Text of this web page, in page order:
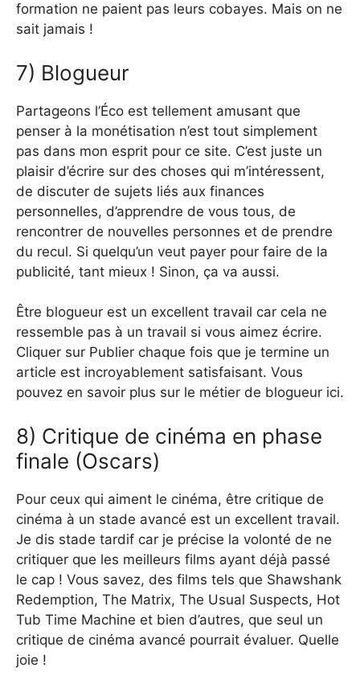
formation ne paient pas leurs cobayes. Mais on ne
sait jamais !
7) Blogueur
Partageons l’Éco est tellement amusant que
penser à la monétisation n’est tout simplement
pas dans mon esprit pour ce site. C’est juste un
plaisir d’écrire sur des choses qui m’intéressent,
de discuter de sujets liés aux finances
personnelles, d’apprendre de vous tous, de
rencontrer de nouvelles personnes et de prendre
du recul. Si quelqu’un veut payer pour faire de la
publicité, tant mieux ! Sinon, ça va aussi.
Être blogueur est un excellent travail car cela ne
ressemble pas à un travail si vous aimez écrire.
Cliquer sur Publier chaque fois que je termine un
article est incroyablement satisfaisant. Vous
pouvez en savoir plus sur le métier de blogueur ici.
8) Critique de cinéma en phase
finale (Oscars)
Pour ceux qui aiment le cinéma, être critique de
cinéma à un stade avancé est un excellent travail.
Je dis stade tardif car je précise la volonté de ne
critiquer que les meilleurs films ayant déjà passé
le cap ! Vous savez, des films tels que Shawshank
Redemption, The Matrix, The Usual Suspects, Hot
Tub Time Machine et bien d’autres, que seul un
critique de cinéma avancé pourrait évaluer. Quelle
joie !